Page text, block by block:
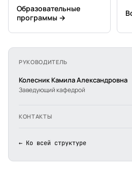
Образовательные
программы →
РУКОВОДИТЕЛЬ
Колесник Камила Александровна
Заведующий кафедрой
КОНТАКТЫ
← Ко всей структуре